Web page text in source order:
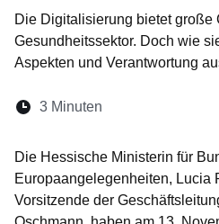
Die Digitalisierung bietet große
Gesundheitssektor. Doch wie
Aspekten und Verantwortung
Lesedauer:
3 Minuten
Die Hessische Ministerin für
Europaangelegenheiten, Lucia
Vorsitzende der